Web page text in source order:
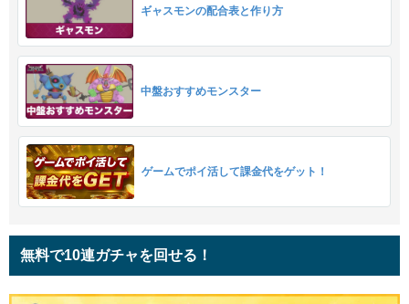
ギャスモンの配合表と作り方
中盤おすすめモンスター
ゲームでポイ活して課金代をゲット！
無料で10連ガチャを回せる！